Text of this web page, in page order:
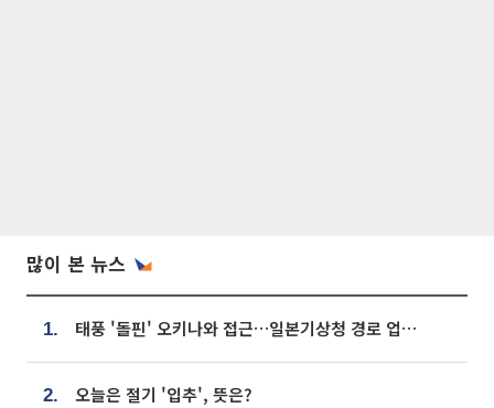
많이 본 뉴스
1. 태풍 '돌핀' 오키나와 접근…일본기상청 경로 업데이트
2. 오늘은 절기 '입추', 뜻은?